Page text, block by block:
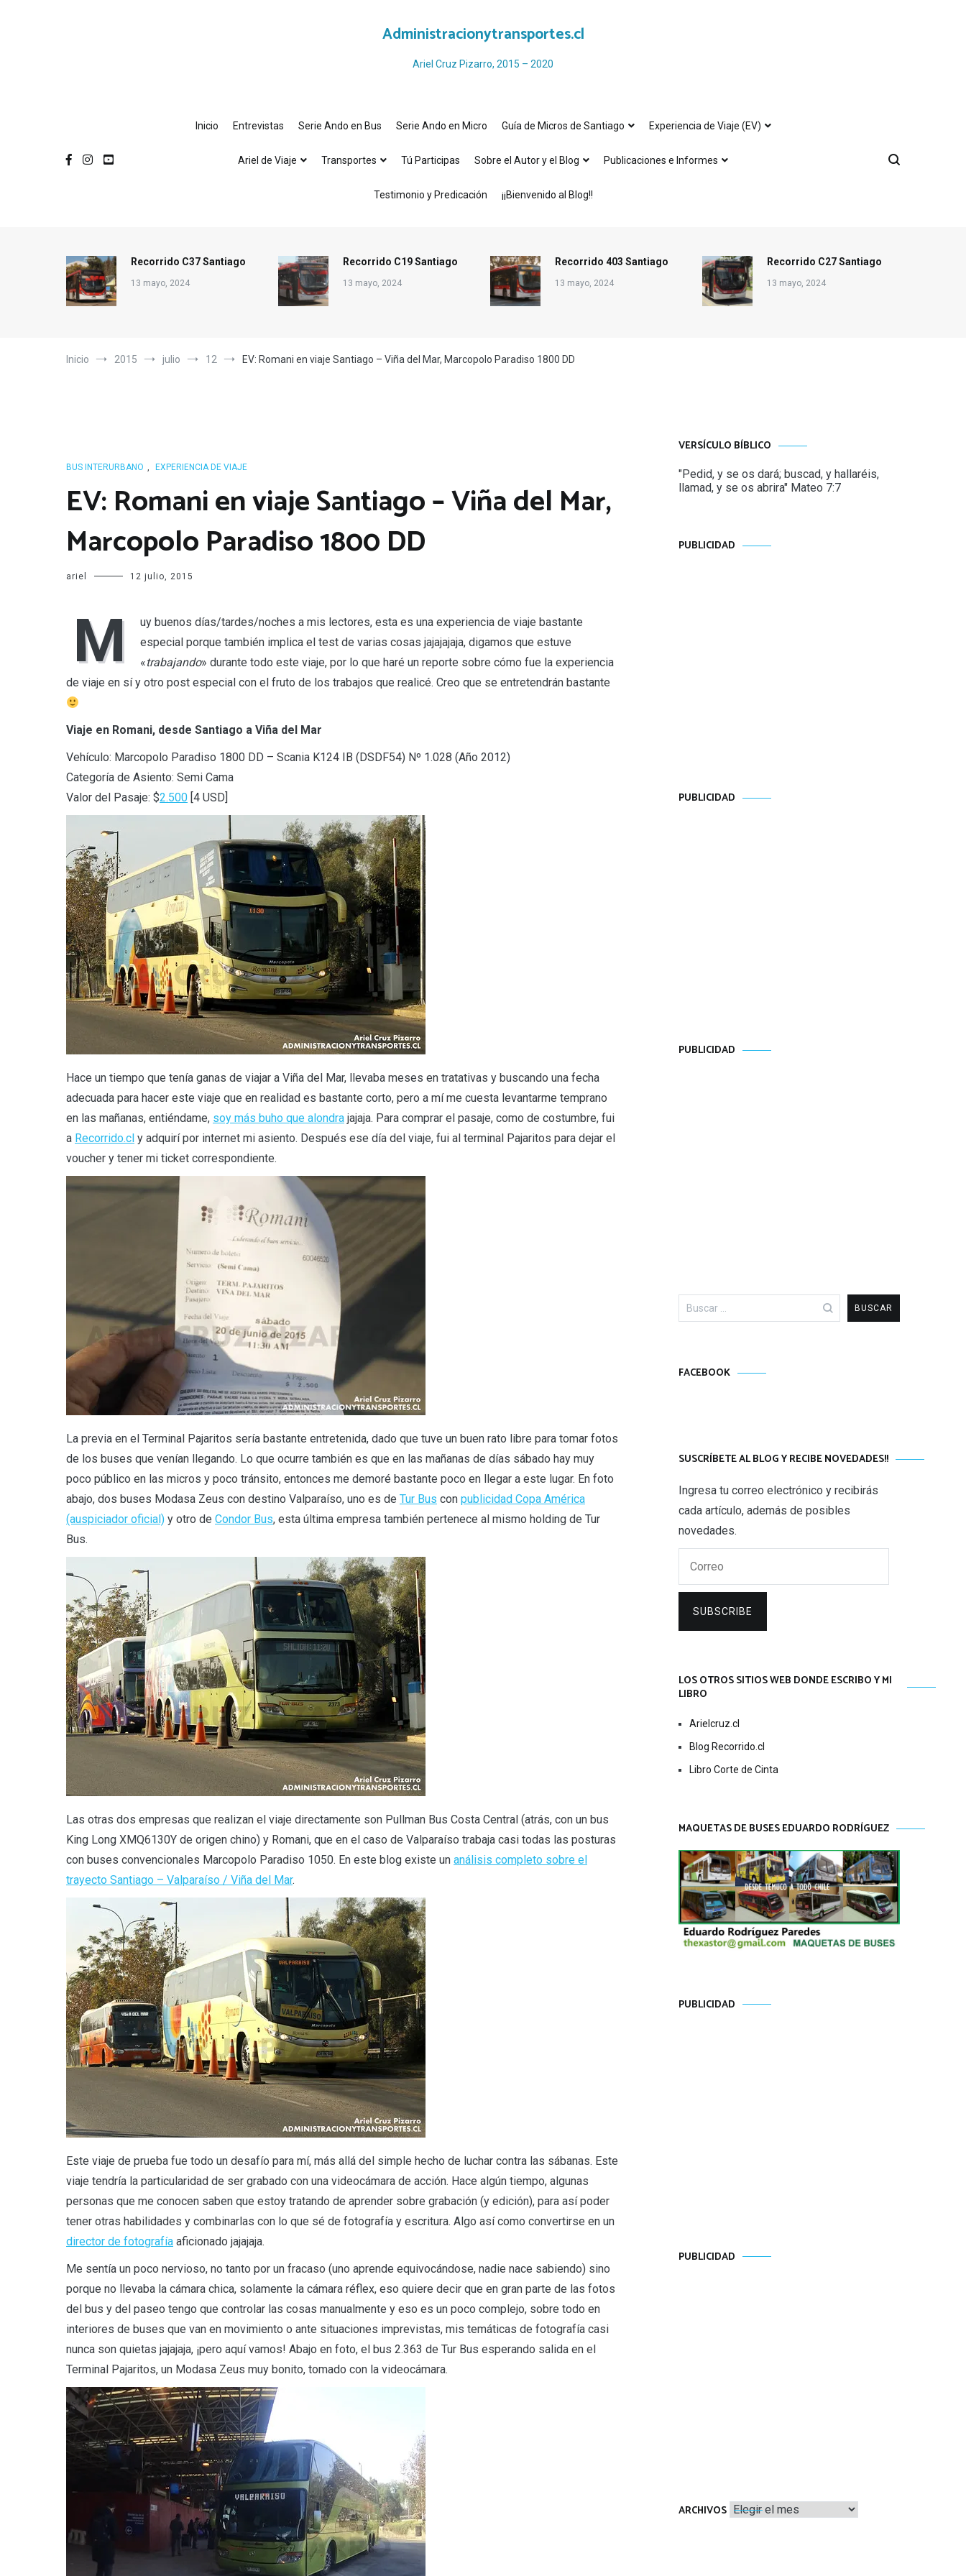
Administracionytransportes.cl
Ariel Cruz Pizarro, 2015 – 2020
Inicio Entrevistas Serie Ando en Bus Serie Ando en Micro Guía de Micros de Santiago Experiencia de Viaje (EV)
Ariel de Viaje Transportes Tú Participas Sobre el Autor y el Blog Publicaciones e Informes
Testimonio y Predicación ¡¡Bienvenido al Blog!!
Recorrido C37 Santiago
13 mayo, 2024
Recorrido C19 Santiago
13 mayo, 2024
Recorrido 403 Santiago
13 mayo, 2024
Recorrido C27 Santiago
13 mayo, 2024
Inicio 2015 julio 12 EV: Romani en viaje Santiago – Viña del Mar, Marcopolo Paradiso 1800 DD
BUS INTERURBANO , EXPERIENCIA DE VIAJE
EV: Romani en viaje Santiago – Viña del Mar,
Marcopolo Paradiso 1800 DD
ariel 12 julio, 2015
M
uy buenos días/tardes/noches a mis lectores, esta es una experiencia de viaje bastante
especial porque también implica el test de varias cosas jajajajaja, digamos que estuve
«trabajando» durante todo este viaje, por lo que haré un reporte sobre cómo fue la experiencia
de viaje en sí y otro post especial con el fruto de los trabajos que realicé. Creo que se entretendrán bastante
Viaje en Romani, desde Santiago a Viña del Mar
Vehículo: Marcopolo Paradiso 1800 DD – Scania K124 IB (DSDF54) Nº 1.028 (Año 2012)
Categoría de Asiento: Semi Cama
Valor del Pasaje: $2.500 [4 USD]
Hace un tiempo que tenía ganas de viajar a Viña del Mar, llevaba meses en tratativas y buscando una fecha
adecuada para hacer este viaje que en realidad es bastante corto, pero a mí me cuesta levantarme temprano
en las mañanas, entiéndame, soy más buho que alondra jajaja. Para comprar el pasaje, como de costumbre, fui
a Recorrido.cl y adquirí por internet mi asiento. Después ese día del viaje, fui al terminal Pajaritos para dejar el
voucher y tener mi ticket correspondiente.
La previa en el Terminal Pajaritos sería bastante entretenida, dado que tuve un buen rato libre para tomar fotos
de los buses que venían llegando. Lo que ocurre también es que en las mañanas de días sábado hay muy
poco público en las micros y poco tránsito, entonces me demoré bastante poco en llegar a este lugar. En foto
abajo, dos buses Modasa Zeus con destino Valparaíso, uno es de Tur Bus con publicidad Copa América
(auspiciador oficial) y otro de Condor Bus, esta última empresa también pertenece al mismo holding de Tur
Bus.
Las otras dos empresas que realizan el viaje directamente son Pullman Bus Costa Central (atrás, con un bus
King Long XMQ6130Y de origen chino) y Romani, que en el caso de Valparaíso trabaja casi todas las posturas
con buses convencionales Marcopolo Paradiso 1050. En este blog existe un análisis completo sobre el
trayecto Santiago – Valparaíso / Viña del Mar.
Este viaje de prueba fue todo un desafío para mí, más allá del simple hecho de luchar contra las sábanas. Este
viaje tendría la particularidad de ser grabado con una videocámara de acción. Hace algún tiempo, algunas
personas que me conocen saben que estoy tratando de aprender sobre grabación (y edición), para así poder
tener otras habilidades y combinarlas con lo que sé de fotografía y escritura. Algo así como convertirse en un
director de fotografía aficionado jajajaja.
Me sentía un poco nervioso, no tanto por un fracaso (uno aprende equivocándose, nadie nace sabiendo) sino
porque no llevaba la cámara chica, solamente la cámara réflex, eso quiere decir que en gran parte de las fotos
del bus y del paseo tengo que controlar las cosas manualmente y eso es un poco complejo, sobre todo en
interiores de buses que van en movimiento o ante situaciones imprevistas, mis temáticas de fotografía casi
nunca son quietas jajajaja, ¡pero aquí vamos! Abajo en foto, el bus 2.363 de Tur Bus esperando salida en el
Terminal Pajaritos, un Modasa Zeus muy bonito, tomado con la videocámara.
VERSÍCULO BÍBLICO
"Pedid, y se os dará; buscad, y hallaréis,
llamad, y se os abrira" Mateo 7:7
PUBLICIDAD
PUBLICIDAD
PUBLICIDAD
Buscar:
FACEBOOK
SUSCRÍBETE AL BLOG Y RECIBE NOVEDADES!!
Ingresa tu correo electrónico y recibirás
cada artículo, además de posibles
novedades.
SUBSCRIBE
LOS OTROS SITIOS WEB DONDE ESCRIBO Y MI
LIBRO
Arielcruz.cl
Blog Recorrido.cl
Libro Corte de Cinta
MAQUETAS DE BUSES EDUARDO RODRÍGUEZ
PUBLICIDAD
PUBLICIDAD
ARCHIVOS Archivos